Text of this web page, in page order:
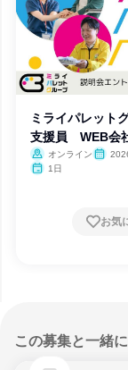
ミライパレット
支援員 WEB会
オンライン
1日
お気
この募集と一緒